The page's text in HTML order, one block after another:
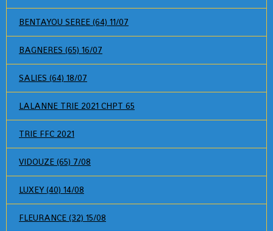
BENTAYOU SEREE (64) 11/07
BAGNERES (65) 16/07
SALIES (64) 18/07
LALANNE TRIE 2021 CHPT 65
TRIE FFC 2021
VIDOUZE (65) 7/08
LUXEY (40) 14/08
FLEURANCE (32) 15/08